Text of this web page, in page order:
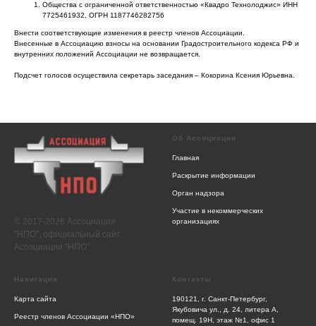
Общества с ограниченной ответственностью «Квадро Технолоджис» ИНН
7725461932, ОГРН 1187746282756
Внести соответствующие изменения в реестр членов Ассоциации.
Внесенные в Ассоциацию взносы на основании Градостроительного кодекса РФ и
внутренних положений Ассоциации не возвращается.
Подсчет голосов осуществила секретарь заседания – Кокорина Ксения Юрьевна.
© 2017-2026 Ассоциация
"НПО", официальный сайт
Ассоциации "НПО"
Об Ассоциации
Главная
Раскрытие информации
Орган надзора
Участие в некоммерческих
организациях
Навигация
Карта сайта
Реестр членов Ассоциации «НПО»
Контакты
190121, г. Санкт-Петербург,
Якубовича ул., д. 24, литера А,
помещ. 19Н, этаж №1, офис 1